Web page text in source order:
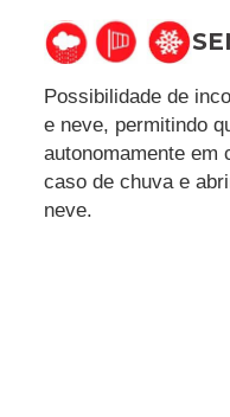
Possibilidade de
e neve, permitindo
autonomamente em
caso de chuva e
neve.